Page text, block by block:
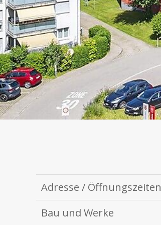
Adresse / Öffnungszeiten
Bau und Werke